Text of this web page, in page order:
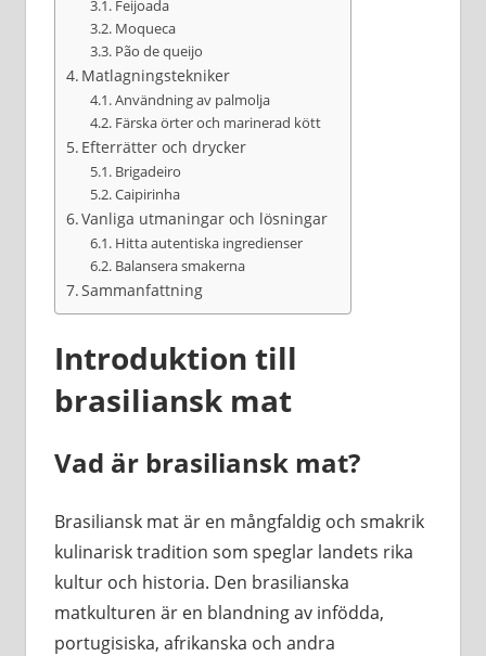
Feijoada
Moqueca
Pão de queijo
Matlagningstekniker
Användning av palmolja
Färska örter och marinerad kött
Efterrätter och drycker
Brigadeiro
Caipirinha
Vanliga utmaningar och lösningar
Hitta autentiska ingredienser
Balansera smakerna
Sammanfattning
Introduktion till
brasiliansk mat
Vad är brasiliansk mat?
Brasiliansk mat är en mångfaldig och smakrik
kulinarisk tradition som speglar landets rika
kultur och historia. Den brasilianska
matkulturen är en blandning av infödda,
portugisiska, afrikanska och andra